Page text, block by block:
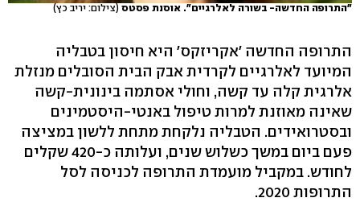
"התרופה החדשה- בשורה לאלרגיים". אוסנת פסטס (צילום: יריב כץ)
התרופה החדשה 'אקריזקס' היא חיסון בטבליה
המיועד לאלרגיים לקרדית אבק הבית הסובלים מנזלת
אלרגית קלה עד קשה, וחולי אסתמה בינונית-קשה
שאינה מאוזנת למרות טיפול באנטי-היסטמינים
ובסטרואידים. הטבליה נלקחת מתחת ללשון במציצה
פעם ביום במשך כשלוש שנים, ועלותה כ-420 שקלים
לחודש. במקביל מועמדת התרופה לכניסה לסל
התרופות 2020.